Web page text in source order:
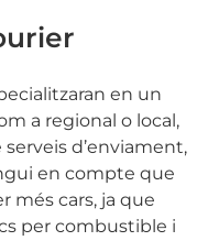
en un
a regional o local,
d’enviament,
en compte que
més cars, ja que
per combustible i